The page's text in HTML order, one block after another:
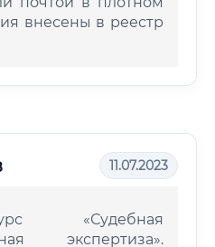
внесены в реестр
11.07.2023
«Судебная
экспертиза».